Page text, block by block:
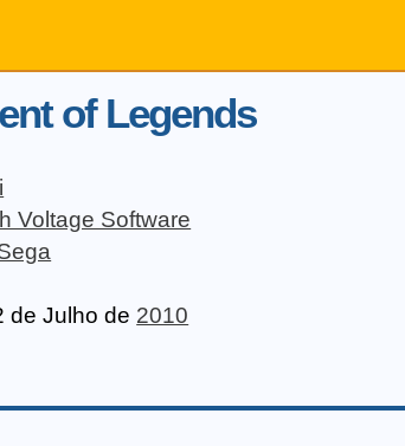
of Legends
Voltage Software
de Julho de 2010